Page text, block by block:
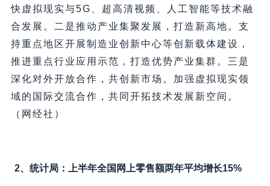
快虚拟现实与5G、超高清视频、人工智能等技术融
合发展。二是推动产业集聚发展，打造新高地。支
持重点地区开展制造业创新中心等创新载体建设，
推进重点行业应用示范，打造优势产业集群。三是
深化对外开放合作，共创新市场。加强虚拟现实领
域的国际交流合作，共同开拓技术发展新空间。
（网经社）
2、统计局：上半年全国网上零售额两年平均增长15%